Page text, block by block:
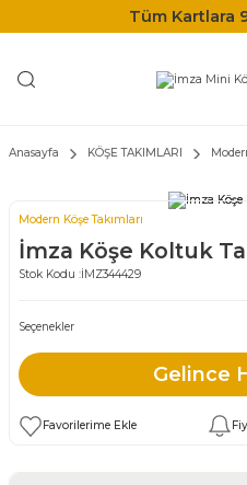
Tüm Kartlara
Anasayfa KÖŞE TAKIMLARI
Modern Köşe Takımları
İmza Köşe Koltuk
Stok Kodu :İMZ344429
Seçenekler
Gelince